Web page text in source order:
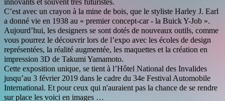
C’est avec un crayon à la mine de bois, que le styliste Harley J. Earl
a donné vie en 1938 au « premier concept-car - la Buick Y-Job ».
Aujourd’hui, les designers se sont dotés de nouveaux outils, comme
vous pourrez le découvrir lors de l’expo avec les écoles de design
représentées, la réalité augmentée, les maquettes et la création en
impression 3D de Takumi Yamamoto.
Cette exposition unique, se tient à l’Hôtel National des Invalides
jusqu’au 3 février 2019 dans le cadre du 34e Festival Automobile
International. Et pour ceux qui n'auraient pas la chance de se rendre
sur place les voici en images …